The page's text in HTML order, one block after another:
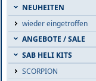
NEUHEITEN
wieder eingetroffen
ANGEBOTE / SALE
SAB HELI KITS
SCORPION